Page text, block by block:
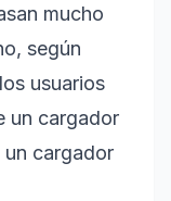
mucho
según
usuarios
un cargador
cargador